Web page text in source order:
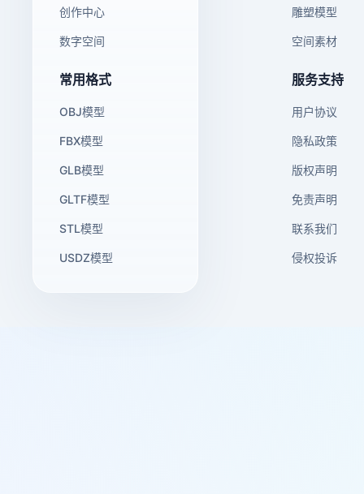
创作中心
数字空间
雕塑模型
空间素材
常用格式
OBJ模型
FBX模型
GLB模型
GLTF模型
STL模型
USDZ模型
服务支持
用户协议
隐私政策
版权声明
免责声明
联系我们
侵权投诉